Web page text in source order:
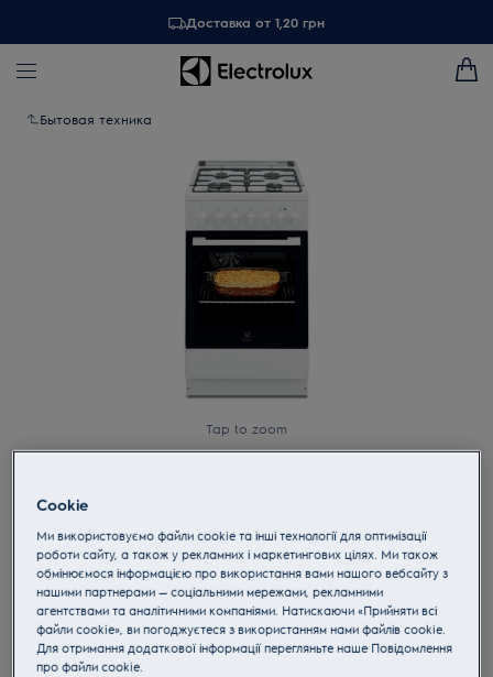
Доставка от 1,20 грн
Бытовая техника
Tap to zoom
LKK520002W
Многофункциональная
Комбинированная плита Белый
4.9 (177)
Cookie
Ми використовуємо файли cookie та інші технології для оптимізації
роботи сайту, а також у рекламних і маркетингових цілях. Ми також
обмінюємося інформацією про використання вами нашого вебсайту з
нашими партнерами — соціальними мережами, рекламними
агентствами та аналітичними компаніями. Натискаючи «Прийняти всі
файли cookie», ви погоджуєтеся з використанням нами файлів cookie.
Для отримання додаткової інформації перегляньте наше Пoвідомлення
прo файли cookie.